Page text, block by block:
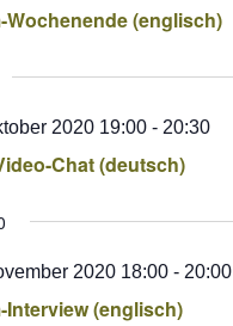
Wochenende (englisch)
Chat (deutsch)
2020 19:00 - 20:30
Interview (englisch)
2020 18:00 - 20:00